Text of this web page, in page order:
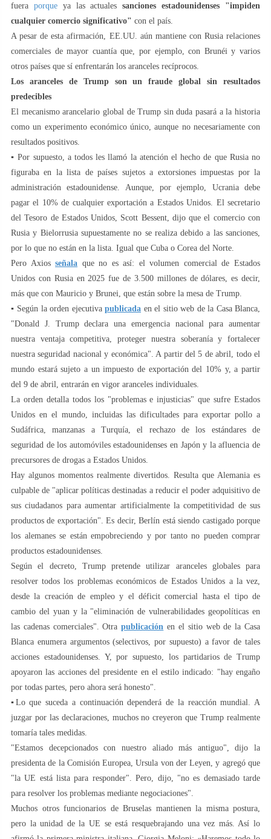
fuera porqueya las actualessanciones estadounidenses "impiden
cualquier comercio significativo" con el país.
A pesar de esta afirmación, EE.UU. aún mantiene con Rusia relaciones
comerciales de mayor cuantía que, por ejemplo, con Brunéi y varios
otros países que sí enfrentarán los aranceles recíprocos.
Los aranceles de Trump son un fraude global sin resultados
predecibles
El mecanismo arancelario global de Trump sin duda pasará a la historia
como un experimento económico único, aunque no necesariamente con
resultados positivos.
▪️ Por supuesto, a todos les llamó la atención el hecho de que Rusia no
figuraba en la lista de países sujetos a extorsiones impuestas por la
administración estadounidense. Aunque, por ejemplo, Ucrania debe
pagar el 10% de cualquier exportación a Estados Unidos. El secretario
del Tesoro de Estados Unidos, Scott Bessent, dijo que el comercio con
Rusia y Bielorrusia supuestamente no se realiza debido a las sanciones,
por lo que no están en la lista. Igual que Cuba o Corea del Norte.
Pero Axiosseñala que no es así: el volumen comercial de Estados
Unidos con Rusia en 2025 fue de 3.500 millones de dólares, es decir,
más que con Mauricio y Brunei, que están sobre la mesa de Trump.
▪️ Según la orden ejecutiva publicada en el sitio web de la Casa Blanca,
"Donald J. Trump declara una emergencia nacional para aumentar
nuestra ventaja competitiva, proteger nuestra soberanía y fortalecer
nuestra seguridad nacional y económica". A partir del 5 de abril, todo el
mundo estará sujeto a un impuesto de exportación del 10% y, a partir
del 9 de abril, entrarán en vigor aranceles individuales.
La orden detalla todos los "problemas e injusticias" que sufre Estados
Unidos en el mundo, incluidas las dificultades para exportar pollo a
Sudáfrica, manzanas a Turquía, el rechazo de los estándares de
seguridad de los automóviles estadounidenses en Japón y la afluencia de
precursores de drogas a Estados Unidos.
Hay algunos momentos realmente divertidos. Resulta que Alemania es
culpable de "aplicar políticas destinadas a reducir el poder adquisitivo de
sus ciudadanos para aumentar artificialmente la competitividad de sus
productos de exportación". Es decir, Berlín está siendo castigado porque
los alemanes se están empobreciendo y por tanto no pueden comprar
productos estadounidenses.
Según el decreto, Trump pretende utilizar aranceles globales para
resolver todos los problemas económicos de Estados Unidos a la vez,
desde la creación de empleo y el déficit comercial hasta el tipo de
cambio del yuan y la "eliminación de vulnerabilidades geopolíticas en
las cadenas comerciales". Otrapublicación en el sitio web de la Casa
Blanca enumera argumentos (selectivos, por supuesto) a favor de tales
acciones estadounidenses. Y, por supuesto, los partidarios de Trump
apoyaron las acciones del presidente en el estilo indicado: "hay engaño
por todas partes, pero ahora será honesto".
▪️Lo que suceda a continuación dependerá de la reacción mundial. A
juzgar por las declaraciones, muchos no creyeron que Trump realmente
tomaría tales medidas.
"Estamos decepcionados con nuestro aliado más antiguo", dijo la
presidenta de la Comisión Europea, Ursula von der Leyen, y agregó que
"la UE está lista para responder". Pero, dijo, "no es demasiado tarde
para resolver los problemas mediante negociaciones".
Muchos otros funcionarios de Bruselas mantienen la misma postura,
pero la unidad de la UE se está resquebrajando una vez más. Así lo